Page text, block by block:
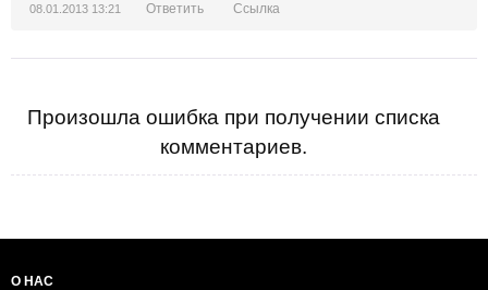
08.01.2013 13:21 Ответить Ссылка
Произошла ошибка при получении списка
комментариев.
О НАС